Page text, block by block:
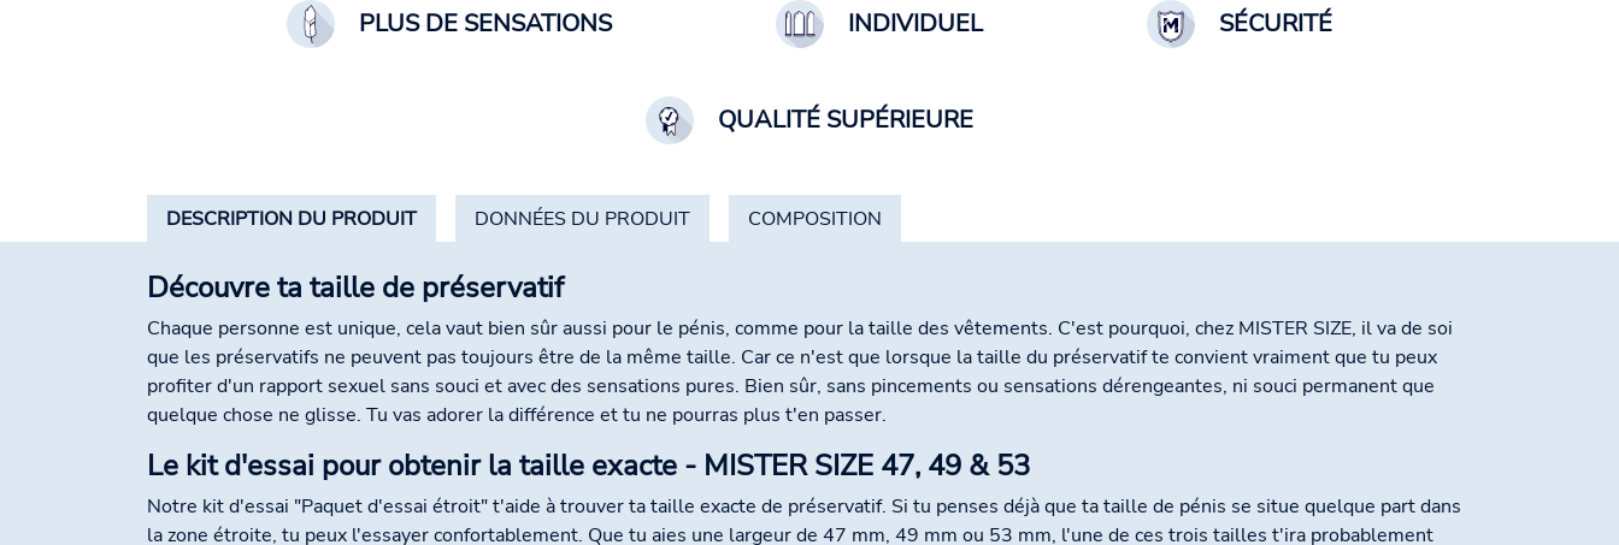
PLUS DE SENSATIONS INDIVIDUEL SÉCURITÉ
QUALITÉ SUPÉRIEURE
DESCRIPTION DU PRODUIT DONNÉES DU PRODUIT COMPOSITION
Découvre ta taille de préservatif
Chaque personne est unique, cela vaut bien sûr aussi pour le pénis, comme pour la taille des vêtements. C'est pourquoi, chez MISTER SIZE, il va de soi
que les préservatifs ne peuvent pas toujours être de la même taille. Car ce n'est que lorsque la taille du préservatif te convient vraiment que tu peux
profiter d'un rapport sexuel sans souci et avec des sensations pures. Bien sûr, sans pincements ou sensations dérengeantes, ni souci permanent que
quelque chose ne glisse. Tu vas adorer la différence et tu ne pourras plus t'en passer.
Le kit d'essai pour obtenir la taille exacte - MISTER SIZE 47, 49 & 53
Notre kit d'essai "Paquet d'essai étroit" t'aide à trouver ta taille exacte de préservatif. Si tu penses déjà que ta taille de pénis se situe quelque part dans
la zone étroite, tu peux l'essayer confortablement. Que tu aies une largeur de 47 mm, 49 mm ou 53 mm, l'une de ces trois tailles t'ira probablement